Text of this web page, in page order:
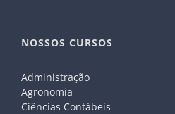
NOSSOS CURSOS
Administração
Agronomia
Ciências Contábeis